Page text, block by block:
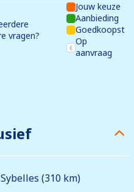
vragen?
Jouw keuze
Aanbieding
Goedkoopst
Op
aanvraag
(310 km)